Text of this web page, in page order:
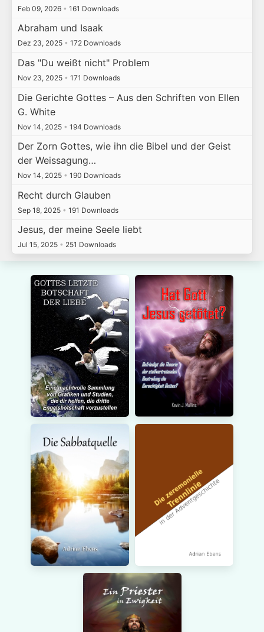
Feb 09, 2026 • 161 Downloads
Abraham und Isaak
Dez 23, 2025 • 172 Downloads
Das "Du weißt nicht" Problem
Nov 23, 2025 • 171 Downloads
Die Gerichte Gottes – Aus den Schriften von Ellen
G. White
Nov 14, 2025 • 194 Downloads
Der Zorn Gottes, wie ihn die Bibel und der Geist
der Weissagung…
Nov 14, 2025 • 190 Downloads
Recht durch Glauben
Sep 18, 2025 • 191 Downloads
Jesus, der meine Seele liebt
Jul 15, 2025 • 251 Downloads